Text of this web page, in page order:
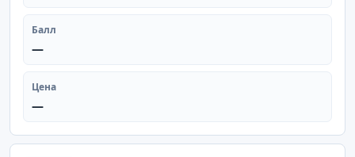
Балл
—
Цена
—